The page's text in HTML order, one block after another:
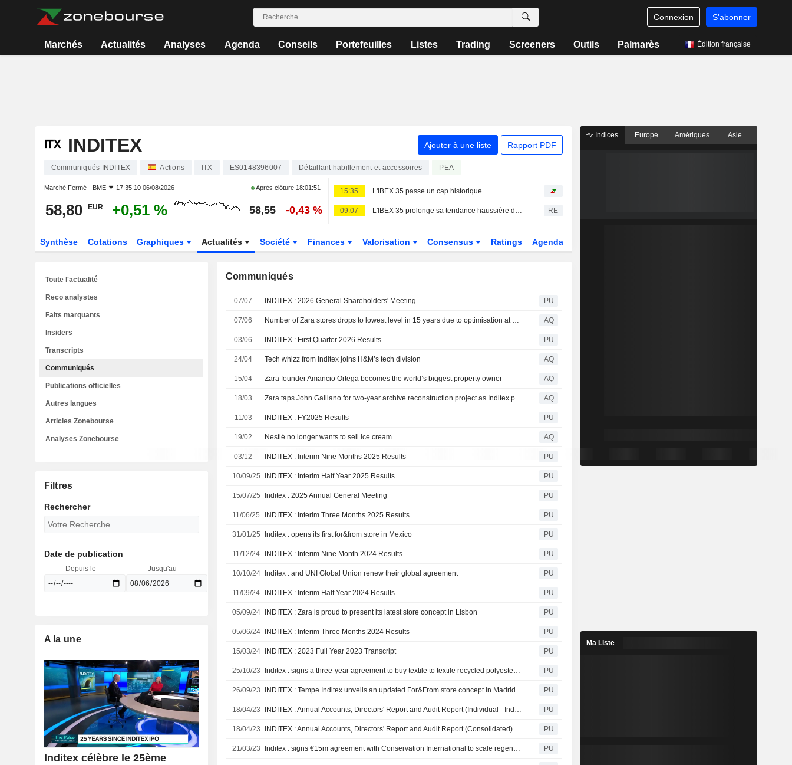
Connexion S'abonner
Marchés Actualités Analyses Agenda Conseils Portefeuilles Listes Trading Screeners Outils Palmarès Édition française
INDITEX Ajouter à une liste Rapport PDF
Communiqués INDITEX Actions ITX ES0148396007 Détaillant habillement et accessoires PEA
Marché Fermé - BME 17:35:10 06/08/2026 Après clôture 18:01:51
58,80 EUR +0,51 % 58,55 -0,43 %
15:35 L'IBEX 35 passe un cap historique
09:07 L'IBEX 35 prolonge sa tendance haussière dans l'espoir d'un accord entre les États-Unis et l'Iran RE
Synthèse Cotations Graphiques Actualités Société Finances Valorisation Consensus Ratings Agenda
Communiqués
07/07 INDITEX : 2026 General Shareholders' Meeting PU
07/06 Number of Zara stores drops to lowest level in 15 years due to optimisation at parent company Inditex AQ
03/06 INDITEX : First Quarter 2026 Results PU
24/04 Tech whizz from Inditex joins H&M’s tech division AQ
15/04 Zara founder Amancio Ortega becomes the world’s biggest property owner AQ
18/03 Zara taps John Galliano for two-year archive reconstruction project as Inditex pursues upmarket pivot AQ
11/03 INDITEX : FY2025 Results PU
19/02 Nestlé no longer wants to sell ice cream AQ
03/12 INDITEX : Interim Nine Months 2025 Results PU
10/09/25 INDITEX : Interim Half Year 2025 Results PU
15/07/25 Inditex : 2025 Annual General Meeting PU
11/06/25 INDITEX : Interim Three Months 2025 Results PU
31/01/25 Inditex : opens its first for&from store in Mexico PU
11/12/24 INDITEX : Interim Nine Month 2024 Results PU
10/10/24 Inditex : and UNI Global Union renew their global agreement PU
11/09/24 INDITEX : Interim Half Year 2024 Results PU
05/09/24 INDITEX : Zara is proud to present its latest store concept in Lisbon PU
05/06/24 INDITEX : Interim Three Months 2024 Results PU
15/03/24 INDITEX : 2023 Full Year 2023 Transcript PU
25/10/23 Inditex : signs a three-year agreement to buy textile to textile recycled polyester cycora® for over €70 million PU
26/09/23 INDITEX : Tempe Inditex unveils an updated For&From store concept in Madrid PU
18/04/23 INDITEX : Annual Accounts, Directors' Report and Audit Report (Individual - Inditex SA) PU
18/04/23 INDITEX : Annual Accounts, Directors' Report and Audit Report (Consolidated) PU
21/03/23 Inditex : signs €15m agreement with Conservation International to scale regenerative agricultural systems PU
Toute l'actualité
Reco analystes
Faits marquants
Insiders
Transcripts
Communiqués
Publications officielles
Autres langues
Articles Zonebourse
Analyses Zonebourse
Filtres
Rechercher
Date de publication
Depuis le Jusqu'au
A la une
Inditex célèbre le 25ème
Indices Europe Amériques Asie
Ma Liste